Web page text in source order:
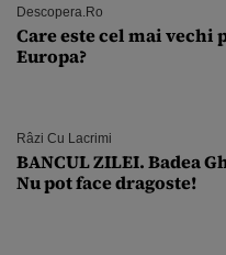
Descopera.ro
Care este cel mai vechi
Europa?
Râzi Cu Lacrimi
BANCUL ZILEI. Badea
Nu pot face dragoste!